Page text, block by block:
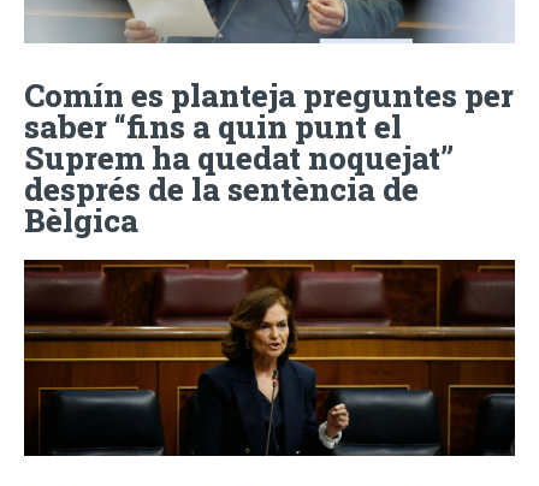
Comín es planteja preguntes per
saber “fins a quin punt el
Suprem ha quedat noquejat”
després de la sentència de
Bèlgica